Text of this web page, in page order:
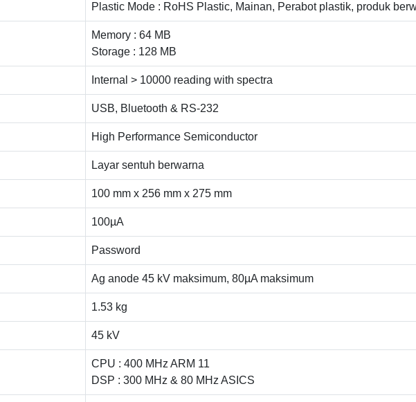
Plastic Mode : RoHS Plastic, Mainan, Perabot plastik, produk
Memory : 64 MB
Storage : 128 MB
Internal > 10000 reading with spectra
USB, Bluetooth & RS-232
High Performance Semiconductor
Layar sentuh berwarna
100 mm x 256 mm x 275 mm
100µA
Password
Ag anode 45 kV maksimum, 80µA maksimum
1.53 kg
45 kV
CPU : 400 MHz ARM 11
DSP : 300 MHz & 80 MHz ASICS